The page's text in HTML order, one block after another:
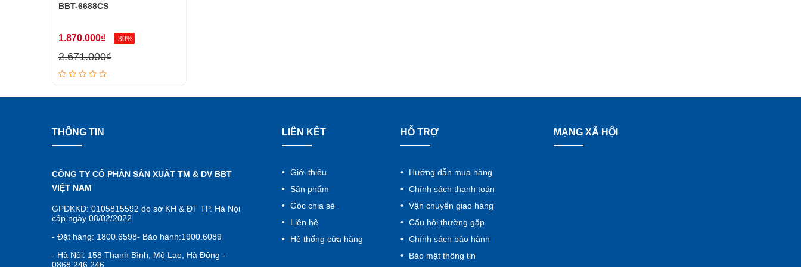
BBT-6688CS
1.870.000₫ -30%
2.671.000₫
THÔNG TIN
CÔNG TY CỔ PHẦN SẢN XUẤT TM & DV BBT
VIỆT NAM
GPDKKD: 0105815592 do sở KH & ĐT TP. Hà Nội
cấp ngày 08/02/2022.
- Đặt hàng: 1800.6598- Bảo hành:1900.6089
- Hà Nội: 158 Thanh Bình, Mộ Lao, Hà Đông -
0868.246.246
LIÊN KẾT
Giới thiệu
Sản phẩm
Góc chia sẻ
Liên hệ
Hệ thống cửa hàng
HỖ TRỢ
Hướng dẫn mua hàng
Chính sách thanh toán
Vận chuyển giao hàng
Cẩu hỏi thường gặp
Chính sách bảo hành
Bảo mật thông tin
MẠNG XÃ HỘI